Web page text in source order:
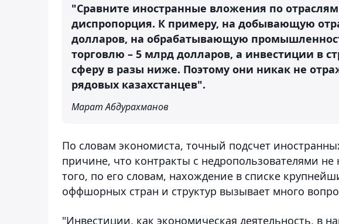
"Сравните иностранные вложения по отраслям
диспропорция. К примеру, на добывающую
долларов, на обрабатывающую
торговлю – 5 млрд долларов, а инвестиции в
сферу в разы ниже. Поэтому они никак не
рядовых казахстанцев".
Марат Абдурахманов
По словам экономиста, точный подсчет
причине, что контракты с недропользователями
того, по его словам, нахождение в списке
оффшорных стран и структур вызывает много
"Инвестиции, как экономическая деятельность, в